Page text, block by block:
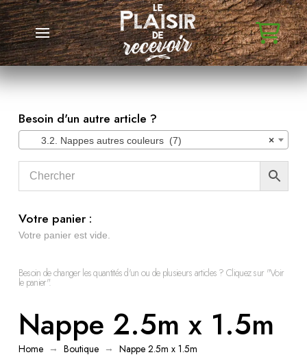
Besoin d'un autre article ?
×
3.2. Nappes autres couleurs (7)
Votre panier :
Votre panier est vide.
Besoin de changer les quantités d'un ou de plusieurs articles ? Cliquez sur "Voir
le panier".
Nappe 2.5m x 1.5m
Home → Boutique → Nappe 2.5m x 1.5m